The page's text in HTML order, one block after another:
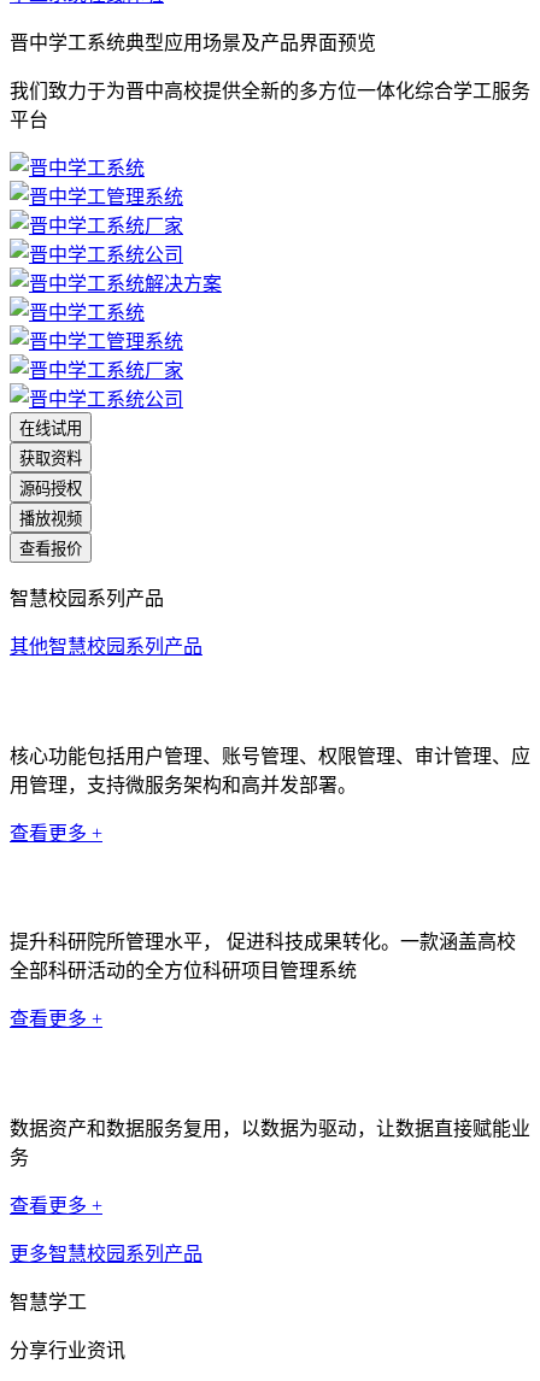
晋中学工系统典型应用场景及产品界面预览
我们致力于为晋中高校提供全新的多方位一体化综合学工服务
平台
在线试用
获取资料
源码授权
播放视频
查看报价
智慧校园系列产品
其他智慧校园系列产品
核心功能包括用户管理、账号管理、权限管理、审计管理、应
用管理，支持微服务架构和高并发部署。
查看更多 +
提升科研院所管理水平， 促进科技成果转化。一款涵盖高校
全部科研活动的全方位科研项目管理系统
查看更多 +
数据资产和数据服务复用，以数据为驱动，让数据直接赋能业
务
查看更多 +
更多智慧校园系列产品
智慧学工
分享行业资讯